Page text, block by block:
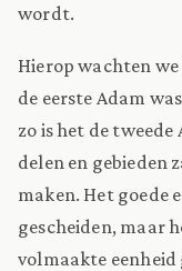
wordt.
Hierop wachten
de eerste Adam
zo is het de
delen en gebieden
maken. Het goede
gescheiden, maar
volmaakte